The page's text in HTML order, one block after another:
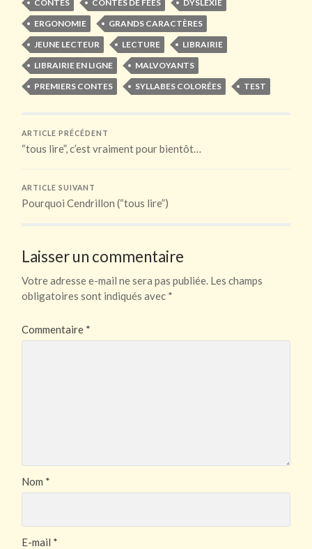
CONTES CONTES DE FÉES
DYSLEXIE
ERGONOMIE
GRANDS CARACTÈRES
JEUNE LECTEUR
LECTURE
LIBRAIRIE
LIBRAIRIE EN LIGNE
MALVOYANTS
PREMIERS CONTES
SYLLABES COLORÉES TEST
ARTICLE PRÉCÉDENT
“tous lire”, c’est vraiment pour bientôt…
ARTICLE SUIVANT
Pourquoi Cendrillon (“tous lire”)
Laisser un commentaire
Votre adresse e-mail ne sera pas publiée. Les champs
obligatoires sont indiqués avec *
Commentaire *
Nom *
E-mail *